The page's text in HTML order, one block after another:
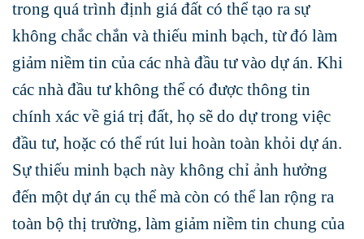
trong quá trình định giá đất có thể tạo ra sự
không chắc chắn và thiếu minh bạch, từ đó làm
giảm niềm tin của các nhà đầu tư vào dự án. Khi
các nhà đầu tư không thể có được thông tin
chính xác về giá trị đất, họ sẽ do dự trong việc
đầu tư, hoặc có thể rút lui hoàn toàn khỏi dự án.
Sự thiếu minh bạch này không chỉ ảnh hưởng
đến một dự án cụ thể mà còn có thể lan rộng ra
toàn bộ thị trường, làm giảm niềm tin chung của